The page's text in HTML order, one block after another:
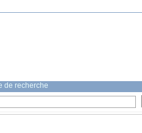
de recherche